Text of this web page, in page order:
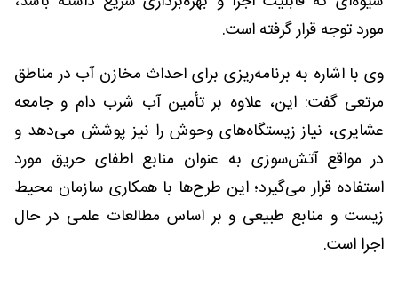
مورد توجه قرار گرفته است.
وی با اشاره به برنامه‌ریزی برای احداث مخازن آب در مناطق
مرتعی گفت: این، علاوه بر تأمین آب شرب دام و جامعه
عشایری، نیاز زیستگاه‌های وحوش را نیز پوشش می‌دهد و
در مواقع آتش‌سوزی به عنوان منابع اطفای حریق مورد
استفاده قرار می‌گیرد؛ این طرح‌ها با همکاری سازمان محیط
زیست و منابع طبیعی و بر اساس مطالعات علمی در حال
اجرا است.